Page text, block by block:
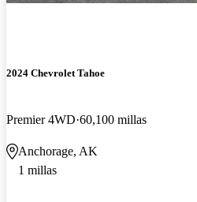
2024 Chevrolet Tahoe
Premier 4WD 60,100 millas
Anchorage, AK
1 millas